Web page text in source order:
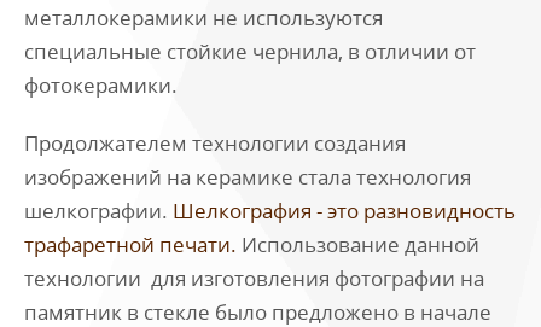
металлокерамики не используются
специальные стойкие чернила, в отличии от
фотокерамики.
Продолжателем технологии создания
изображений на керамике стала технология
шелкографии. Шелкография - это разновидность
трафаретной печати. Использование данной
технологии для изготовления фотографии на
памятник в стекле было предложено в начале